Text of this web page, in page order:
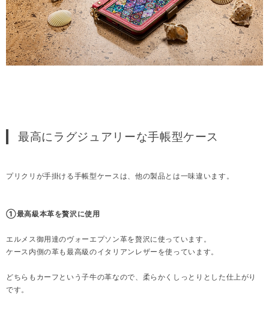
最高にラグジュアリーな手帳型ケース
プリクリが手掛ける手帳型ケースは、他の製品とは一味違います。
①最高級本革を贅沢に使用
エルメス御用達のヴォーエプソン革を贅沢に使っています。
ケース内側の革も最高級のイタリアンレザーを使っています。
どちらもカーフという子牛の革なので、柔らかくしっとりとした仕上がり
です。